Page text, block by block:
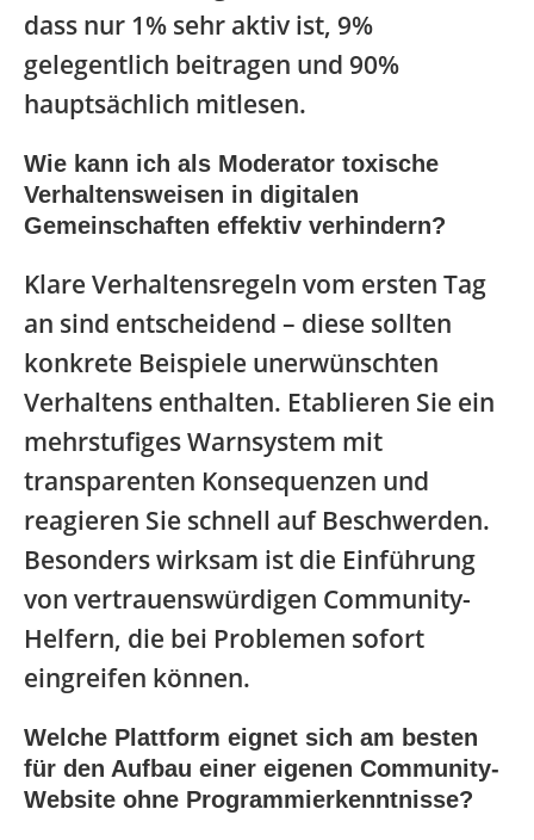
dass nur 1% sehr aktiv ist, 9%
gelegentlich beitragen und 90%
hauptsächlich mitlesen.
Wie kann ich als Moderator toxische
Verhaltensweisen in digitalen
Gemeinschaften effektiv verhindern?
Klare Verhaltensregeln vom ersten Tag
an sind entscheidend – diese sollten
konkrete Beispiele unerwünschten
Verhaltens enthalten. Etablieren Sie ein
mehrstufiges Warnsystem mit
transparenten Konsequenzen und
reagieren Sie schnell auf Beschwerden.
Besonders wirksam ist die Einführung
von vertrauenswürdigen Community-
Helfern, die bei Problemen sofort
eingreifen können.
Welche Plattform eignet sich am besten
für den Aufbau einer eigenen Community-
Website ohne Programmierkenntnisse?